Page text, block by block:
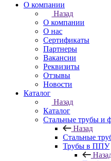
О компании
Назад
О компании
О нас
Сертификаты
Партнеры
Вакансии
Реквизиты
Отзывы
Новости
Каталог
Назад
Каталог
Стальные трубы и
Назад
Стальные
Трубы в ППУ